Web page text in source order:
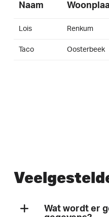
Naam
Lois Renkum
Taco Oosterbeek
Wat wordt er